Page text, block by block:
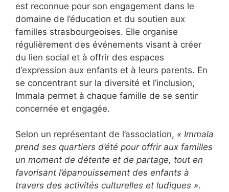
est reconnue pour son engagement dans le
domaine de l’éducation et du soutien aux
familles strasbourgeoises. Elle organise
régulièrement des événements visant à créer
du lien social et à offrir des espaces
d’expression aux enfants et à leurs parents. En
se concentrant sur la diversité et l’inclusion,
Immala permet à chaque famille de se sentir
concernée et engagée.
Selon un représentant de l’association, « Immala
prend ses quartiers d’été pour offrir aux familles
un moment de détente et de partage, tout en
favorisant l’épanouissement des enfants à
travers des activités culturelles et ludiques ».